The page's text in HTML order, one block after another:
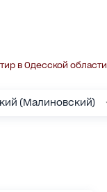
в Одесской области
(Малиновский)